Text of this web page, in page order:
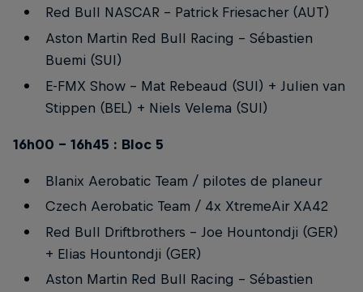
Red Bull NASCAR - Patrick Friesacher (AUT)
Aston Martin Red Bull Racing - Sébastien
Buemi (SUI)
E-FMX Show - Mat Rebeaud (SUI) + Julien van
Stippen (BEL) + Niels Velema (SUI)
16h00 - 16h45 : Bloc 5
Blanix Aerobatic Team / pilotes de planeur
Czech Aerobatic Team / 4x XtremeAir XA42
Red Bull Driftbrothers - Joe Hountondji (GER)
+ Elias Hountondji (GER)
Aston Martin Red Bull Racing – Sébastien